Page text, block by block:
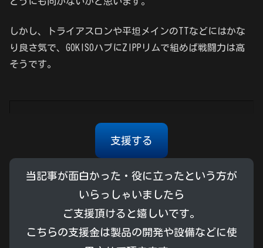
しかし、トライアスロンや平坦メインのTTなどにはかな
り良さ気で、GOKISOハブにZIPPリムで組めば戦闘力は高
そうです。
支援する
当記事が面白かった・役に立ったという方が
いらっしゃいましたら
ご支援頂けると嬉しいです。
こちらの支援金は製品の開発や設備などに使